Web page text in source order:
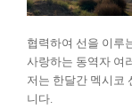
협력하여 선을 이루는
사랑하는 동역자 여
저는 한달간 멕시코
니다.